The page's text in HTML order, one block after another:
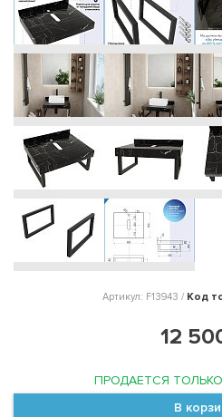
Артикул: F13943 / Код
12
ПРОДАЕТСЯ
В